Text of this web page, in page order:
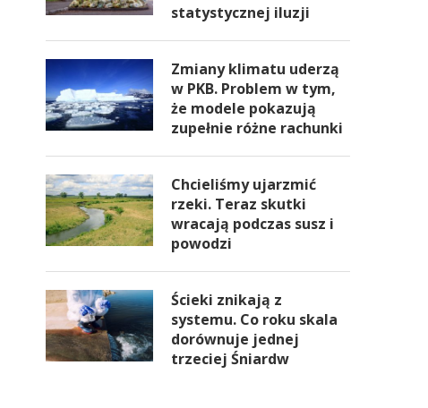
statystycznej iluzji
Zmiany klimatu uderzą
w PKB. Problem w tym,
że modele pokazują
zupełnie różne rachunki
Chcieliśmy ujarzmić
rzeki. Teraz skutki
wracają podczas susz i
powodzi
Ścieki znikają z
systemu. Co roku skala
dorównuje jednej
trzeciej Śniardw